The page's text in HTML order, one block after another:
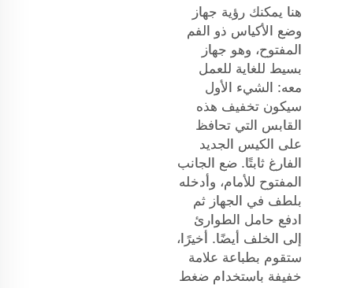
هنا يمكنك رؤية جهاز
وضع الأكياس ذو الفم
المفتوح، وهو جهاز
بسيط للغاية للعمل
معه: الشيء الأول
سيكون تخفيف هذه
القابس التي تحافظ
على الكيس الجديد
الفارغ ثابتًا. ضع الجانب
المفتوح للأمام، وأدخله
بلطف في الجهاز ثم
ادفع حامل الطوارئ
إلى الخلف أيضًا. أخيرًا،
ستقوم بطباعة علامة
خفيفة باستخدام ضغط